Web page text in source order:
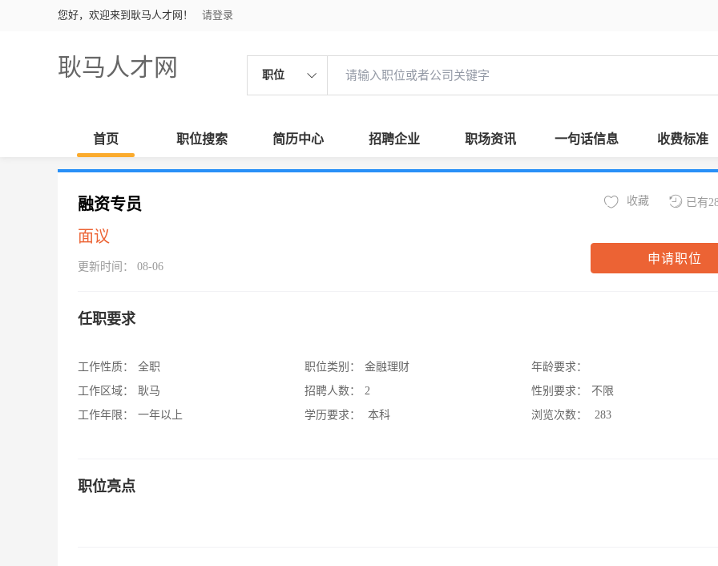
您好，欢迎来到耿马人才网！ 请登录
耿马人才网 职位
首页 职位搜索 简历中心 招聘企业 职场资讯 一句话信息 收费标准
融资专员
面议
更新时间： 08-06
已有
收藏
申请职位
任职要求
工作性质：
全职
工作区域：
耿马
工作年限：
一年以上
职位类别：
金融理财
招聘人数：
2
学历要求：
本科
年龄要求：
性别要求：
不限
浏览次数：
283
职位亮点